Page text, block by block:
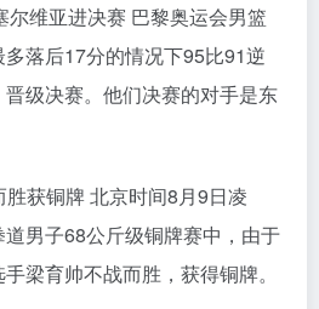
尔维亚进决赛 巴黎奥运会男篮
落后17分的情况下95比91逆
级决赛。他们决赛的对手是东
获铜牌 北京时间8月9日凌
男子68公斤级铜牌赛中，由于
梁育帅不战而胜，获得铜牌。